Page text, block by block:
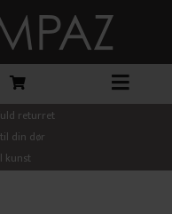
returret
din dør
kunst